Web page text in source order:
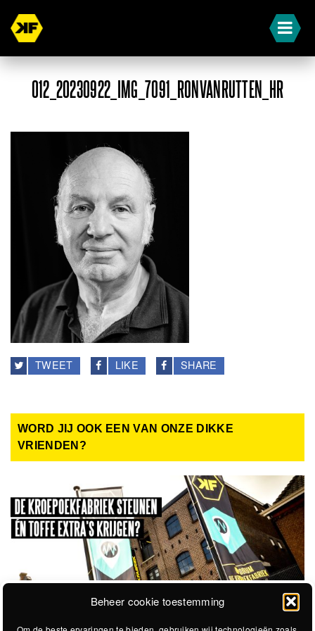
Beheer cookie toestemming
012_20230922_IMG_7091_RONVANRUTTEN_HR
TWEET LIKE SHARE
WORD JIJ OOK EEN VAN ONZE DIKKE
VRIENDEN?